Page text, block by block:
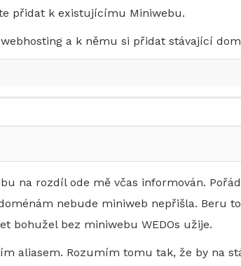
přidat k existujícímu Miniwebu.
a k němu si přidat stávající
na rozdíl ode mě včas informován.
nebude miniweb nepřišla. Beru
bohužel bez miniwebu WEDOs užije.
aliasem. Rozumím tomu tak, že by na